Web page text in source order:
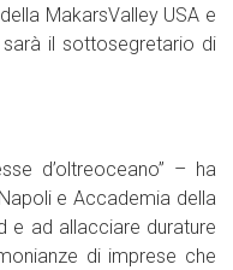
MakarsValley USA e
sarà il sottosegretario di
d’oltreoceano” – ha
e Accademia della
e ad allacciare durature
di imprese che